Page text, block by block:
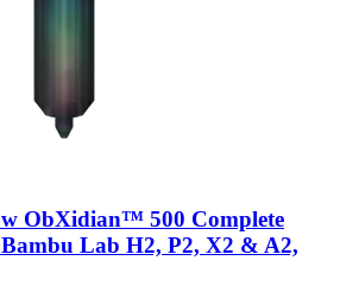
ObXidian™ 500 Complete
Lab H2, P2, X2 & A2,